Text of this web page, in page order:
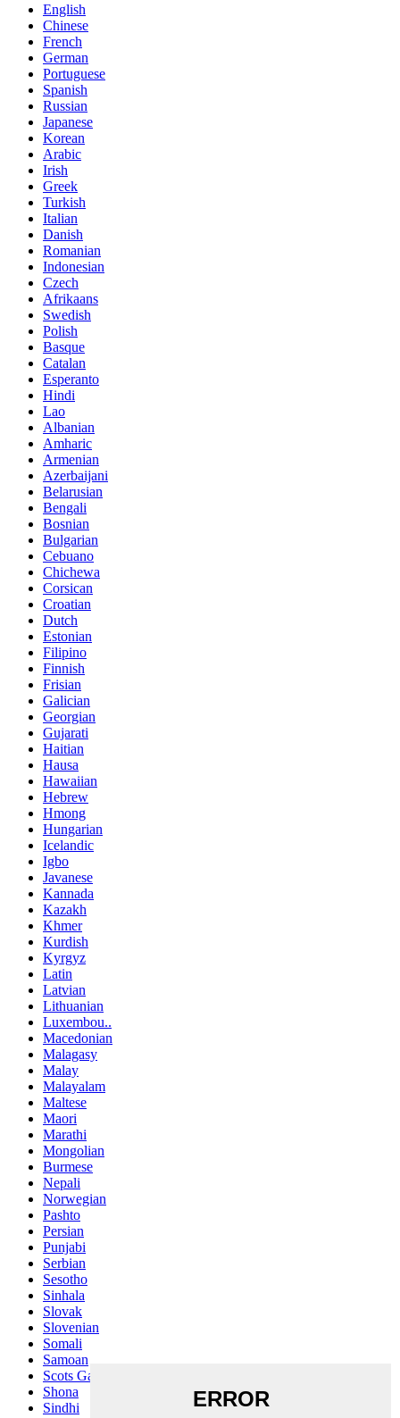
English
Chinese
French
German
Portuguese
Spanish
Russian
Japanese
Korean
Arabic
Irish
Greek
Turkish
Italian
Danish
Romanian
Indonesian
Czech
Afrikaans
Swedish
Polish
Basque
Catalan
Esperanto
Hindi
Lao
Albanian
Amharic
Armenian
Azerbaijani
Belarusian
Bengali
Bosnian
Bulgarian
Cebuano
Chichewa
Corsican
Croatian
Dutch
Estonian
Filipino
Finnish
Frisian
Galician
Georgian
Gujarati
Haitian
Hausa
Hawaiian
Hebrew
Hmong
Hungarian
Icelandic
Igbo
Javanese
Kannada
Kazakh
Khmer
Kurdish
Kyrgyz
Latin
Latvian
Lithuanian
Luxembou..
Macedonian
Malagasy
Malay
Malayalam
Maltese
Maori
Marathi
Mongolian
Burmese
Nepali
Norwegian
Pashto
Persian
Punjabi
Serbian
Sesotho
Sinhala
Slovak
Slovenian
Somali
Samoan
Scots Gaelic
Shona
Sindhi